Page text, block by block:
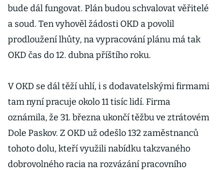
bude dál fungovat. Plán budou schvalovat věřitelé
a soud. Ten vyhověl žádosti OKD a povolil
prodloužení lhůty, na vypracování plánu má tak
OKD čas do 12. dubna příštího roku.
V OKD se dál těží uhlí, i s dodavatelskými firmami
tam nyní pracuje okolo 11 tisíc lidí. Firma
oznámila, že 31. března ukončí těžbu ve ztrátovém
Dole Paskov. Z OKD už odešlo 132 zaměstnanců
tohoto dolu, kteří využili nabídku takzvaného
dobrovolného racia na rozvázání pracovního